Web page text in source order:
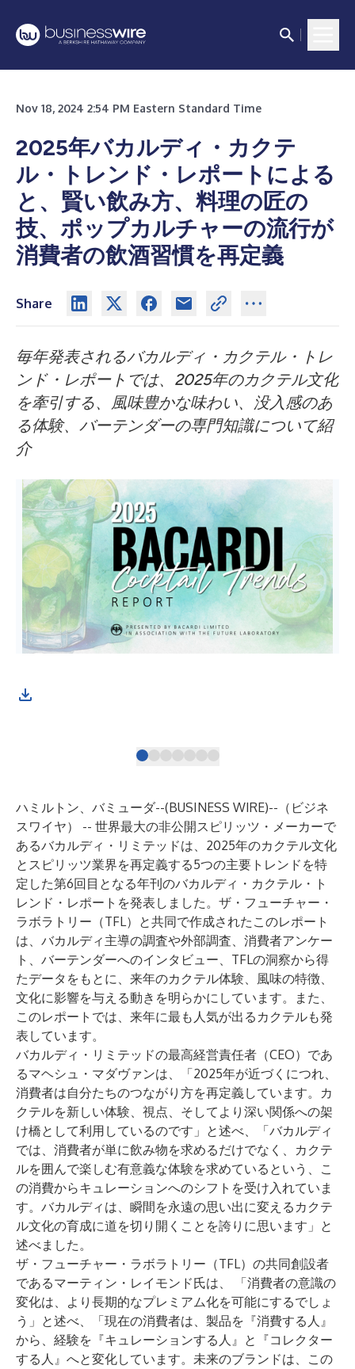
Nov 18, 2024 2:54 PM Eastern Standard Time
2025年バカルディ・カクテ
ル・トレンド・レポートによる
と、賢い飲み方、料理の匠の
技、ポップカルチャーの流行が
消費者の飲酒習慣を再定義
Share
毎年発表されるバカルディ・カクテル・トレ
ンド・レポートでは、2025年のカクテル文化
を牽引する、風味豊かな味わい、没入感のあ
る体験、バーテンダーの専門知識について紹
介
ハミルトン、バミューダ--(BUSINESS WIRE)-- （ビジネ
スワイヤ） -- 世界最大の非公開スピリッツ・メーカーで
あるバカルディ・リミテッドは、2025年のカクテル文化
とスピリッツ業界を再定義する5つの主要トレンドを特
定した第6回目となる年刊のバカルディ・カクテル・ト
レンド・レポートを発表しました。ザ・フューチャー・
ラボラトリー（TFL）と共同で作成されたこのレポート
は、バカルディ主導の調査や外部調査、消費者アンケー
ト、バーテンダーへのインタビュー、TFLの洞察から得
たデータをもとに、来年のカクテル体験、風味の特徴、
文化に影響を与える動きを明らかにしています。また、
このレポートでは、来年に最も人気が出るカクテルも発
表しています。
バカルディ・リミテッドの最高経営責任者（CEO）であ
るマヘシュ・マダヴァンは、「2025年が近づくにつれ、
消費者は自分たちのつながり方を再定義しています。カ
クテルを新しい体験、視点、そしてより深い関係への架
け橋として利用しているのです」と述べ、「バカルディ
では、消費者が単に飲み物を求めるだけでなく、カクテ
ルを囲んで楽しむ有意義な体験を求めているという、こ
の消費からキュレーションへのシフトを受け入れていま
す。バカルディは、瞬間を永遠の思い出に変えるカクテ
ル文化の育成に道を切り開くことを誇りに思います」と
述べました。
ザ・フューチャー・ラボラトリー（TFL）の共同創設者
であるマーティン・レイモンド氏は、 「消費者の意識の
変化は、より長期的なプレミアム化を可能にするでしょ
う」と述べ、「現在の消費者は、製品を『消費する人』
から、経験を『キュレーションする人』と『コレクター
する人』へと変化しています。未来のブランドは、この